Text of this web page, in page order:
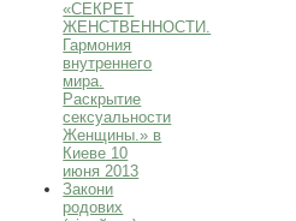
«СЕКРЕТ
ЖЕНСТВЕННОСТИ.
Гармония
внутреннего
мира.
Раскрытие
сексуальности
Женщины.» в
Киеве 10
июня 2013
Закони
родових